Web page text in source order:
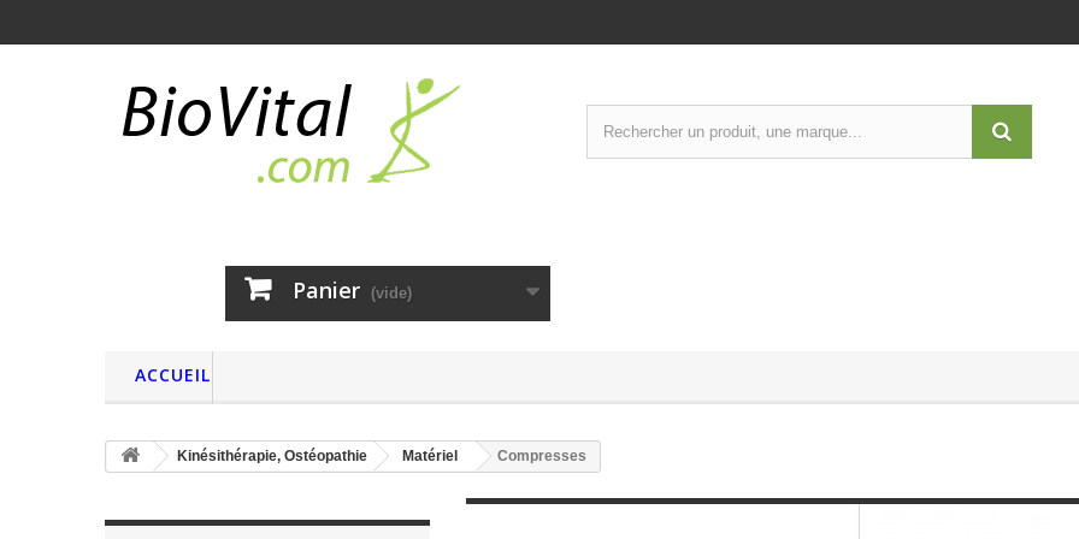
Panier (vide)
ACCUEIL
Kinésithérapie, Ostéopathie Matériel Compresses